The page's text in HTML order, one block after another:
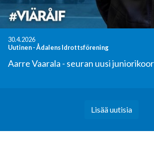
30.4.2026
Uutinen-Ådalens Idrottsförening
Aarre Vaarala - seuran uusi
Lisää uutisia